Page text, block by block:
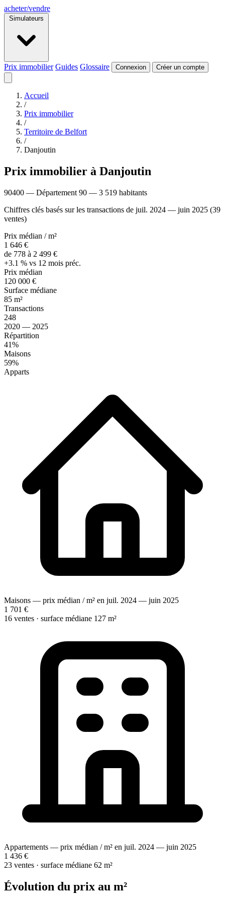
acheter/vendre
Simulateurs
Prix immobilier Guides Glossaire Connexion Créer un compte
Accueil
/
Prix immobilier
/
Territoire de Belfort
/
Danjoutin
Prix immobilier à Danjoutin
90400 — Département 90 — 3 519 habitants
Chiffres clés basés sur les transactions de juil. 2024 — juin 2025 (39
ventes)
Prix médian / m²
1 646 €
de 778 à 2 499 €
+3.1 % vs 12 mois préc.
Prix médian
120 000 €
Surface médiane
85 m²
Transactions
248
2020 — 2025
Répartition
41%
Maisons
59%
Apparts
Maisons — prix médian / m² en juil. 2024 — juin 2025
1 701 €
16 ventes · surface médiane 127 m²
Appartements — prix médian / m² en juil. 2024 — juin 2025
1 436 €
23 ventes · surface médiane 62 m²
Évolution du prix au m²